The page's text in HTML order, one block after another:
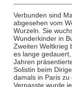
Verbunden sind
abgesehen vom
Wurzeln. Sie
Wunderkinder in
Zweiten Weltkrieg
es lange
Jahren
Solistin beim
damals in Paris
Verpasste wurde